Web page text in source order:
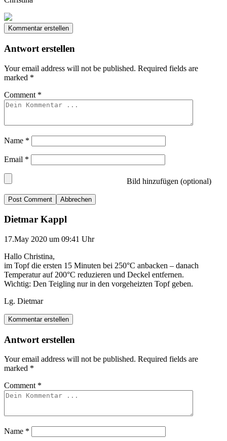
Kommentar erstellen
Antwort erstellen
Your email address will not be published. Required fields are
marked *
Comment *
Name *
Email *
Bild hinzufügen (optional)
Abbrechen
Dietmar Kappl
17.May 2020 um 09:41 Uhr
Hallo Christina,
im Topf die ersten 15 Minuten bei 250°C anbacken – danach
Temperatur auf 200°C reduzieren und Deckel entfernen.
Wichtig: Den Teigling nur in den vorgeheizten Topf geben.
Lg. Dietmar
Kommentar erstellen
Antwort erstellen
Your email address will not be published. Required fields are
marked *
Comment *
Name *